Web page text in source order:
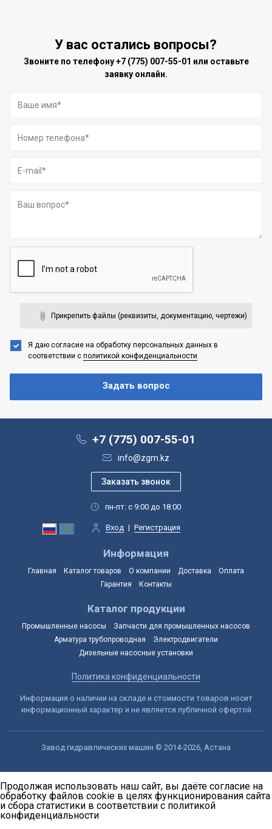
У вас остались вопросы?
Звоните по телефону+7 (775) 007-55-01 или оставьте
заявку онлайн.
Прикрепить файлы (реквизиты, документацию, чертежи)
Я даю согласие на обработку персональных данных в
соответствии с политикой конфиденциальности
+7 (775) 007-55-01
info@zgm.kz
пн-пт: с 9:00 до 18:00
Вход | Регистрация
Информация
Главная Каталог товаров О компании Доставка
Оплата
Гарантия
Контакты
Каталог продукции
Промышленные насосы
Запчасти для промышленных насосов
Арматура трубопроводная
Электродвигатели
Дизельные насосные установки
Политика конфиденциальности
Информация о наличии на складе и стоимости товаров носит
информационный характер и не является публичной офертой
Завод гидравлических машин © 2014-2026, Астана
Продолжая использовать наш сайт, вы даёте согласие на
обработку файлов cookie в целях функционирования сайта
и сбора статистики в соответствии с политикой
конфиденциальности